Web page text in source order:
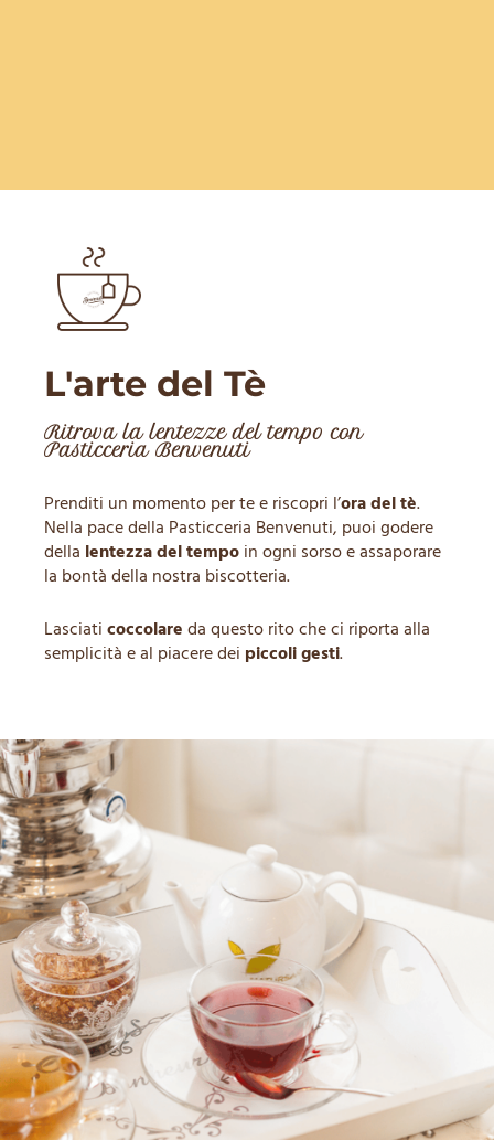
L'arte del Tè
Ritrova la lentezze del tempo con
Pasticceria Benvenuti
Prenditi un momento per te e riscopri l’ora del tè.
Nella pace della Pasticceria Benvenuti, puoi godere
della lentezza del tempo in ogni sorso e assaporare
la bontà della nostra biscotteria.
Lasciati coccolare da questo rito che ci riporta alla
semplicità e al piacere dei piccoli gesti.